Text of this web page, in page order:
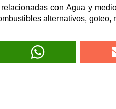
con Agua y
alternativos, goteo,